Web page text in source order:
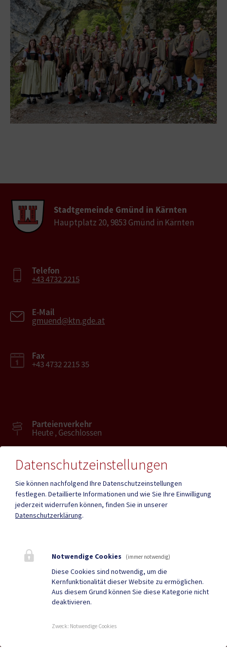
Stadtgemeinde Gmünd in Kärnten
Hauptplatz 20, 9853 Gmünd in Kärnten
Telefon
+43 4732 2215
E-Mail
gmuend@ktn.gde.at
Fax
+43 4732 2215 35
Parteienverkehr
Heute , Geschlossen
Amtsstunden
Mehr
Quicklinks
Geko digital Gemeinde-
Tourismus
Sport & Freizeit
Neuigkeiten
Datenschutzeinstellungen
Sie können nachfolgend Ihre Datenschutzeinstellungen
festlegen. Detaillierte Informationen und wie Sie Ihre Einwilligung
jederzeit widerrufen können, finden Sie in unserer
Datenschutzerklärung.
Notwendige Cookies (immer notwendig)
Diese Cookies sind notwendig, um die
Kernfunktionalität dieser Website zu ermöglichen.
Aus diesem Grund können Sie diese Kategorie nicht
deaktivieren.
Zweck: Notwendige Cookies